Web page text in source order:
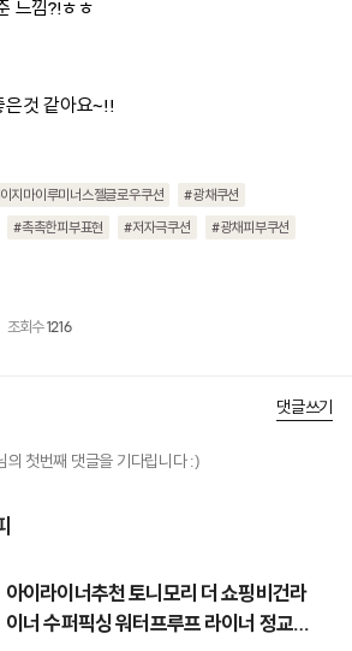
느낌?!ㅎㅎ
은것 같아요~!!
지마이루미너스젤글로우쿠션 #광채쿠션
#촉촉한피부표현 #저자극쿠션 #광채피부쿠션
조회수 1216
댓글쓰기
의 첫번째 댓글을 기다립니다 :)
아이라이너추천 토니모리 더 쇼핑비건라
이너 수퍼픽싱 워터프루프 라이너 정교한